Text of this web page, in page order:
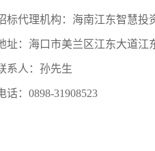
标代理机构：海南江东智慧投
址：海口市美兰区江东大道江
系人：孙先生
话： 0898-31908523